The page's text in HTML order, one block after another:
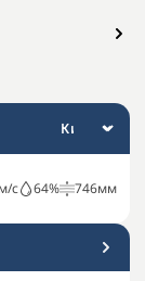
м/с 64% 746мм